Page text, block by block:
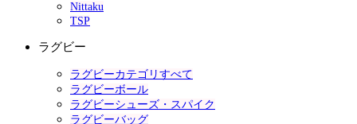
Nittaku
TSP
ラグビー
ラグビーカテゴリすべて
ラグビーボール
ラグビーシューズ・スパイク
ラグビーバッグ